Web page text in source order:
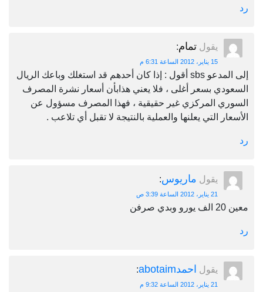
رد
يقول تمام:
15 يناير، 2012 الساعة 6:31 م
إلى المدعو sbs أقول : إذا كان أحدهم قد استغلك وباعك الريال
السعودي بسعر أغلى ، فلا يعني هذابأن أسعار نشرة المصرف
السوري المركزي غير حقيقية ، فهذا المصرف مسؤول عن
الأسعار التي يعلنها والعملية بالنتيجة لا تقبل أي تلاعب .
رد
يقول ماريوس:
21 يناير، 2012 الساعة 3:39 ص
معين 20 الف يورو وبدي صرفن
رد
يقول احمدabotaim :
21 يناير، 2012 الساعة 9:32 م